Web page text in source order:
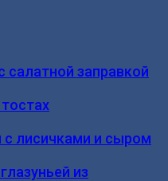
заправкой
лисичками и сыром
из